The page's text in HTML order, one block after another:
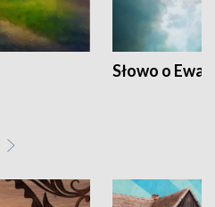
Słowo o